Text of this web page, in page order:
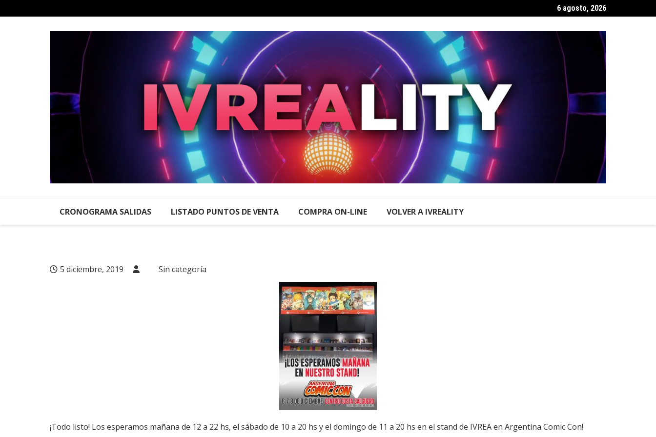
to
6 agosto, 2026
CRONOGRAMA SALIDAS LISTADO PUNTOS DE VENTA COMPRA ON-LINE VOLVER A IVREALITY
5 diciembre, 2019 Sin categoría
¡Todo listo! Los esperamos mañana de 12 a 22 hs, el sábado de 10 a 20 hs y el domingo de 11 a 20 hs en el stand de IVREA en Argentina Comic Con!